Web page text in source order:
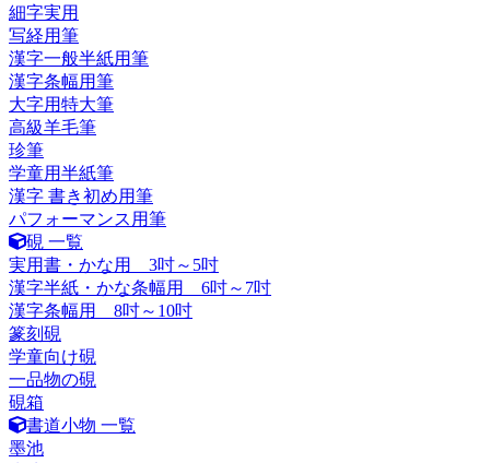
細字実用
写経用筆
漢字一般半紙用筆
漢字条幅用筆
大字用特大筆
高級羊毛筆
珍筆
学童用半紙筆
漢字 書き初め用筆
パフォーマンス用筆
硯 一覧
実用書・かな用 3吋～5吋
漢字半紙・かな条幅用 6吋～7吋
漢字条幅用 8吋～10吋
篆刻硯
学童向け硯
一品物の硯
硯箱
書道小物 一覧
墨池